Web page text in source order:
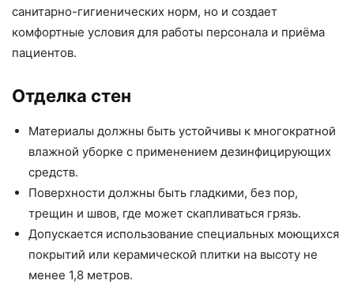
санитарно-гигиенических норм, но и создает
комфортные условия для работы персонала и приёма
пациентов.
Отделка стен
Материалы должны быть устойчивы к многократной
влажной уборке с применением дезинфицирующих
средств.
Поверхности должны быть гладкими, без пор,
трещин и швов, где может скапливаться грязь.
Допускается использование специальных моющихся
покрытий или керамической плитки на высоту не
менее 1,8 метров.